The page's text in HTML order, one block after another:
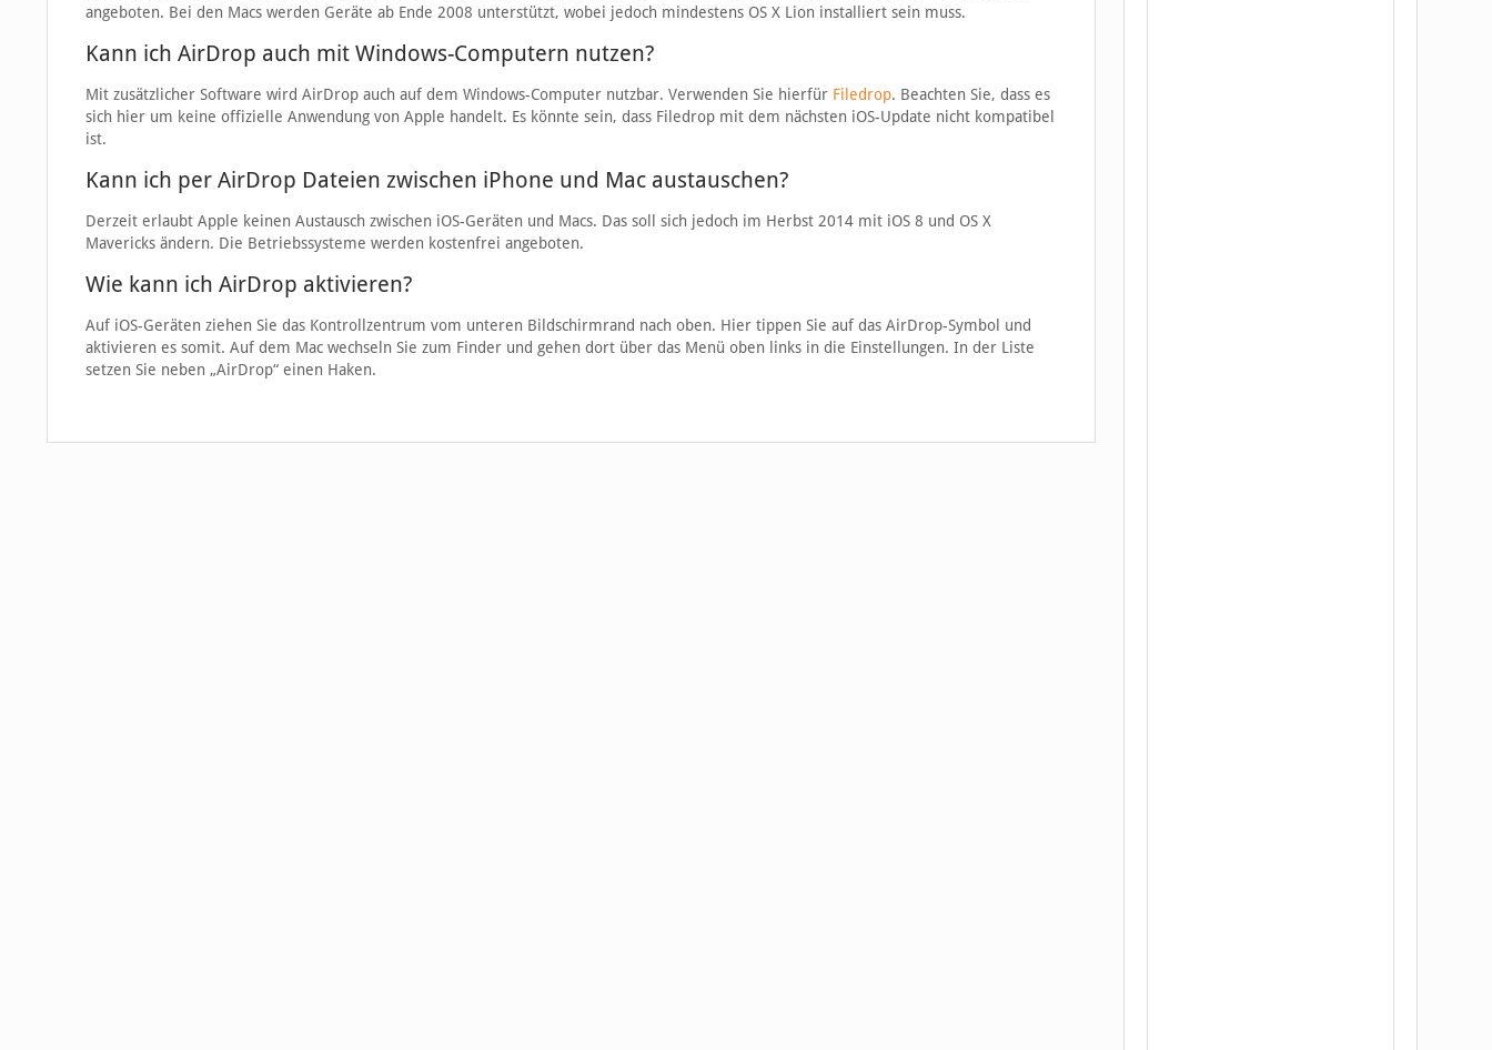
angeboten. Bei den Macs werden Geräte ab Ende 2008 unterstützt, wobei jedoch mindestens OS X Lion installiert sein muss.
Kann ich AirDrop auch mit Windows-Computern nutzen?
Mit zusätzlicher Software wird AirDrop auch auf dem Windows-Computer nutzbar. Verwenden Sie hierfür Filedrop. Beachten Sie, dass es
sich hier um keine offizielle Anwendung von Apple handelt. Es könnte sein, dass Filedrop mit dem nächsten iOS-Update nicht kompatibel
ist.
Kann ich per AirDrop Dateien zwischen iPhone und Mac austauschen?
Derzeit erlaubt Apple keinen Austausch zwischen iOS-Geräten und Macs. Das soll sich jedoch im Herbst 2014 mit iOS 8 und OS X
Mavericks ändern. Die Betriebssysteme werden kostenfrei angeboten.
Wie kann ich AirDrop aktivieren?
Auf iOS-Geräten ziehen Sie das Kontrollzentrum vom unteren Bildschirmrand nach oben. Hier tippen Sie auf das AirDrop-Symbol und
aktivieren es somit. Auf dem Mac wechseln Sie zum Finder und gehen dort über das Menü oben links in die Einstellungen. In der Liste
setzen Sie neben „AirDrop“ einen Haken.